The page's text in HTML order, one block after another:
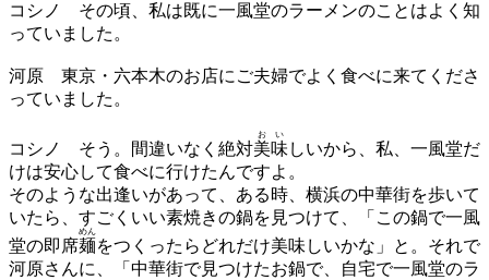
コシノ
その頃、私は既に一風堂のラーメンのことはよく知
っていました。
河原 東京・六本木のお店にご夫婦でよく食べに来てくださ
っていました。
コシノ そう。間違いなく絶対美味
おい
しいから、私、一風堂だ
けは安心して食べに行けたんですよ。
そのような出逢いがあって、ある時、横浜の中華街を歩いて
いたら、すごくいい素焼きの鍋を見つけて、「この鍋で一風
堂の即席麺
めん
をつくったらどれだけ美味しいかな」と。それで
河原さんに、「中華街で見つけたお鍋で、自宅で一風堂のラ